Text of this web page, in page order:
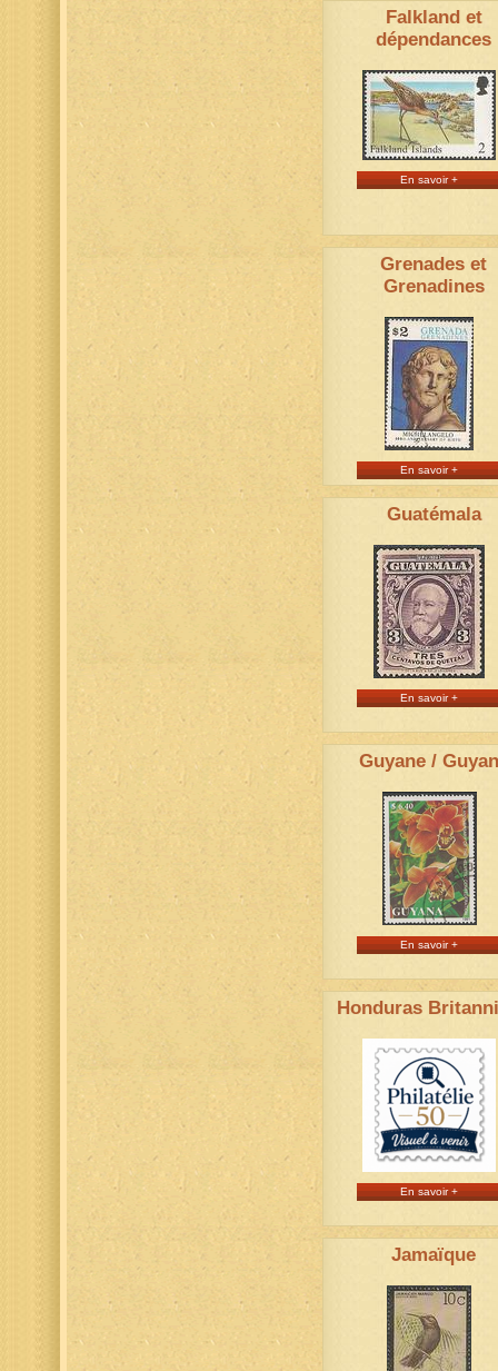
Falkland et
dépendances
En savoir +
Grenades et
Grenadines
En savoir +
Guatémala
En savoir +
Guyane /
En savoir +
Honduras
En savoir +
Jamaïque